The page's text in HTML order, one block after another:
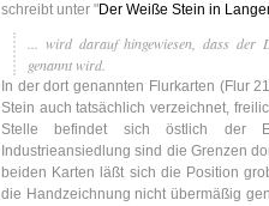
schreibt unter "Der Weiße Stein in
... wird darauf hingewiesen, dass der
genannt wird.
In der dort genannten Flurkarten (Flur
Stein auch tatsächlich verzeichnet,
Stelle befindet sich östlich der
Industrieansiedlung sind die Grenzen
beiden Karten läßt sich die Position
die Handzeichnung nicht übermäßig